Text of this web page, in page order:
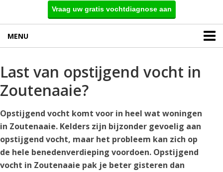
Vraag uw gratis vochtdiagnose aan
MENU
Last van opstijgend vocht in
Zoutenaaie?
Opstijgend vocht komt voor in heel wat woningen
in Zoutenaaie. Kelders zijn bijzonder gevoelig aan
opstijgend vocht, maar het probleem kan zich op
de hele benedenverdieping voordoen. Opstijgend
vocht in Zoutenaaie pak je beter gisteren dan